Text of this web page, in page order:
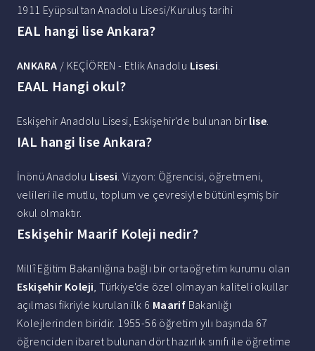
1911 Eyüpsultan Anadolu Lisesi/Kuruluş tarihi
EAL hangi lise Ankara?
ANKARA / KEÇİÖREN - Etlik Anadolu Lisesi.
EAAL Hangi okul?
Eskişehir Anadolu Lisesi, Eskişehir'de bulunan bir lise.
IAL hangi lise Ankara?
İnönü Anadolu Lisesi. Vizyon: Öğrencisi, öğretmeni,
velileri ile mutlu, toplum ve çevresiyle bütünleşmiş bir
okul olmaktır.
Eskişehir Maarif Koleji nedir?
Millî Eğitim Bakanlığına bağlı bir ortaöğretim kurumu olan
Eskişehir Koleji, Türkiye'de özel olmayan kaliteli okullar
açılması fikriyle kurulan ilk 6 Maarif Bakanlığı
Kolejlerinden biridir. 1955-56 öğretim yılı başında 67
öğrenciden ibaret bulunan dört hazırlık sınıfı ile öğretime